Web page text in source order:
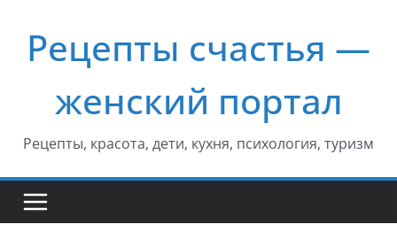
содержимому
Рецепты счастья —
женский портал
Рецепты, красота, дети, кухня, психология, туризм